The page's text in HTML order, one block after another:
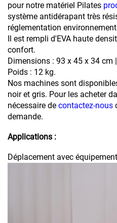
pour notre matériel Pilates
système antidérapant très
réglementation
Il est rempli d'EVA haute
confort.
Dimensions : 93 x 45 x 34 cm
Poids : 12 kg.
Nos machines sont
noir et gris. Pour les acheter
nécessaire de contactez-nous
demande.
Applications :
Déplacement avec